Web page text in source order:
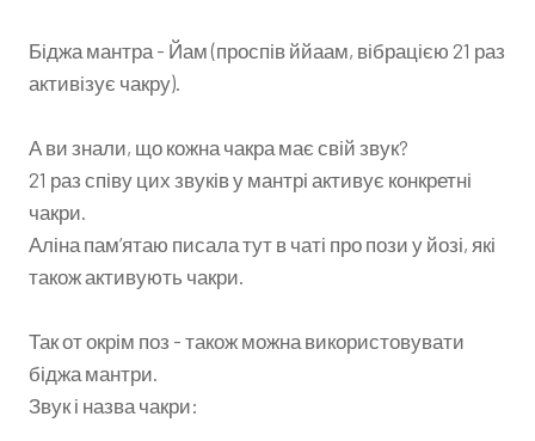
Біджа мантра - Йам (проспів ййаам, вібрацією 21 раз
активізує чакру).
А ви знали, що кожна чакра має свій звук?
21 раз співу цих звуків у мантрі активує конкретні
чакри.
Аліна пам’ятаю писала тут в чаті про пози у йозі, які
також активують чакри.
Так от окрім поз - також можна використовувати
біджа мантри.
Звук і назва чакри: